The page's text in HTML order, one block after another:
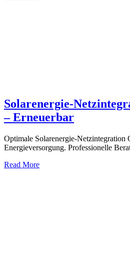
Solarenergie-
– Erneuerbar
Optimale Solarenergie-Netzintegration
Energieversorgung. Professionelle
Read More